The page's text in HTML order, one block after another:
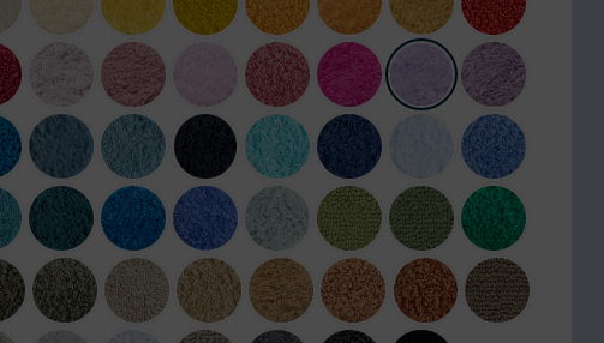
Ecru 803 Popcorn830 Banane278 Yuzu870 Curcuma614 Tangerine
850 Safran638 Chili
Canyon518 Primrose515 Rosette501 Pink Lady573 Flamingo570 Happy Pink
430 Lupin440 Orchid
Ocean306 Bluestone309 Atlantic314 Navy370 Turquoise332 Cadette Blue
330 Powder Blue
364 Regatta
Dragonfly
320 Duck383 Zanzibar304 Marina210 Aqua165 Apple Green
205 Forest230 Emerald
Green
Khaki277 Laurel770 Linen714 Sand840 Gold716 Croissant737 Caramel771 Funghi